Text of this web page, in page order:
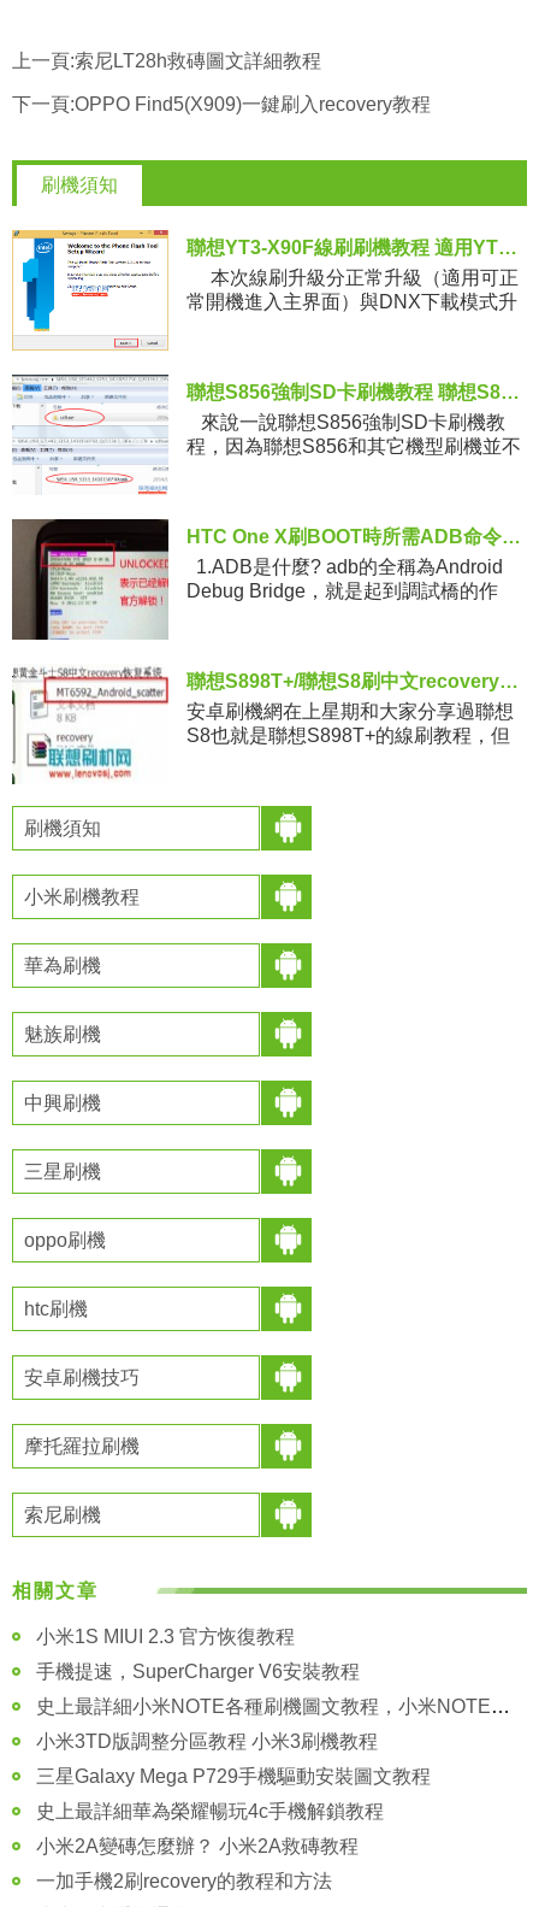
上一頁:索尼LT28h救磚圖文詳細教程
下一頁:OPPO Find5(X909)一鍵刷入recovery教程
刷機須知
聯想YT3-X90F線刷刷機教程 適用YT3-X90L系統固件升級
本次線刷升級分正常升級（適用可正
常開機進入主界面）與DNX下載模式升
聯想S856強制SD卡刷機教程 聯想S856開不了機救磚步驟
來說一說聯想S856強制SD卡刷機教
程，因為聯想S856和其它機型刷機並不
HTC One X刷BOOT時所需ADB命令講解
1.ADB是什麼? adb的全稱為Android
Debug Bridge，就是起到調試橋的作
聯想S898T+/聯想S8刷中文recovery的教程
安卓刷機網在上星期和大家分享過聯想
S8也就是聯想S898T+的線刷教程，但
機油們現在要想刷第三方R
刷機須知
小米刷機教程
華為刷機
魅族刷機
中興刷機
三星刷機
oppo刷機
htc刷機
安卓刷機技巧
摩托羅拉刷機
索尼刷機
相關文章
小米1S MIUI 2.3 官方恢復教程
手機提速，SuperCharger V6安裝教程
史上最詳細小米NOTE各種刷機圖文教程，小米NOTE刷機教程
小米3TD版調整分區教程 小米3刷機教程
三星Galaxy Mega P729手機驅動安裝圖文教程
史上最詳細華為榮耀暢玩4c手機解鎖教程
小米2A變磚怎麼辦？ 小米2A救磚教程
一加手機2刷recovery的教程和方法